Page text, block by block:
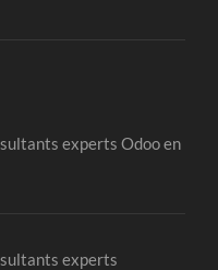
experts Odoo en
experts